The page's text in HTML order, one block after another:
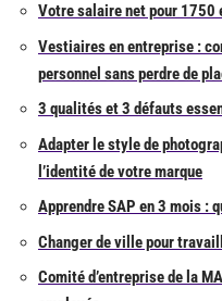
Votre salaire net pour 1750
Vestiaires en entreprise :
personnel sans perdre de
3 qualités et 3 défauts
Adapter le style de
l’identité de votre marque
Apprendre SAP en 3 mois :
Changer de ville pour
Comité d’entreprise de la